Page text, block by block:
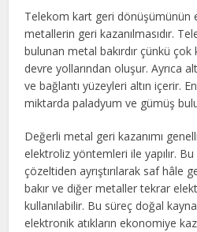
Telekom kart geri dönüşümünün
metallerin geri kazanılmasıdır.
bulunan metal bakırdır çünkü çok
devre yollarından oluşur. Ayrıca
ve bağlantı yüzeyleri altın içerir.
miktarda paladyum ve gümüş
Değerli metal geri kazanımı
elektroliz yöntemleri ile yapılır.
çözeltiden ayrıştırılarak saf hâle
bakır ve diğer metaller tekrar
kullanılabilir. Bu süreç doğal
elektronik atıkların ekonomiye